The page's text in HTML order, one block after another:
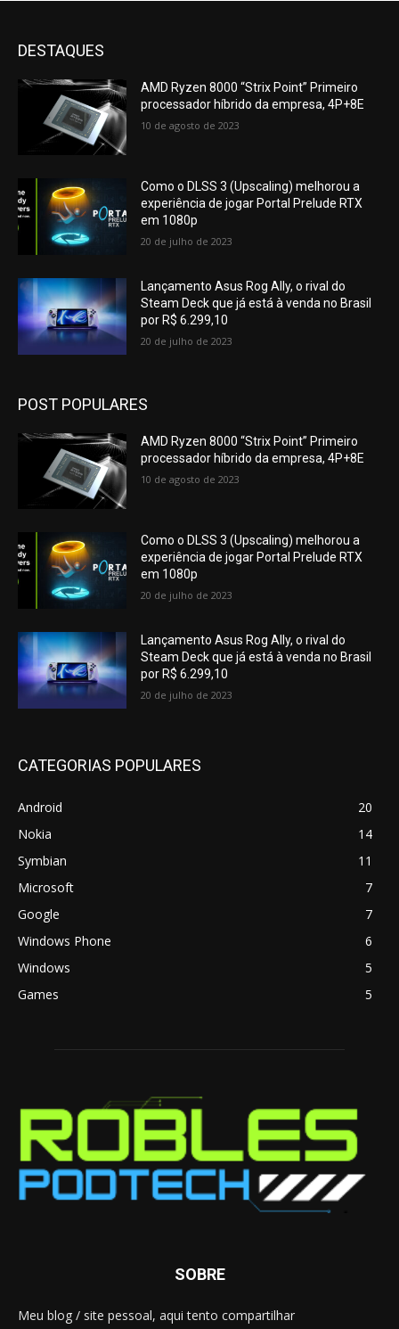
DESTAQUES
AMD Ryzen 8000 “Strix Point” Primeiro
processador híbrido da empresa, 4P+8E
10 de agosto de 2023
Como o DLSS 3 (Upscaling) melhorou a
experiência de jogar Portal Prelude RTX
em 1080p
20 de julho de 2023
Lançamento Asus Rog Ally, o rival do
Steam Deck que já está à venda no Brasil
por R$ 6.299,10
20 de julho de 2023
POST POPULARES
AMD Ryzen 8000 “Strix Point” Primeiro
processador híbrido da empresa, 4P+8E
10 de agosto de 2023
Como o DLSS 3 (Upscaling) melhorou a
experiência de jogar Portal Prelude RTX
em 1080p
20 de julho de 2023
Lançamento Asus Rog Ally, o rival do
Steam Deck que já está à venda no Brasil
por R$ 6.299,10
20 de julho de 2023
CATEGORIAS POPULARES
Android
20
Nokia
14
Symbian
11
Microsoft
7
Google
7
Windows Phone
6
Windows
5
Games
5
SOBRE
Meu blog / site pessoal, aqui tento compartilhar